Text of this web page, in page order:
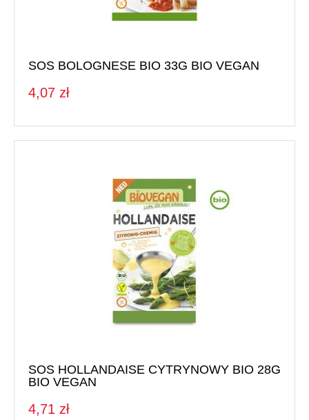
SOS BOLOGNESE BIO 33G BIO VEGAN
4,07 zł
SOS HOLLANDAISE CYTRYNOWY BIO 28G
BIO VEGAN
4,71 zł